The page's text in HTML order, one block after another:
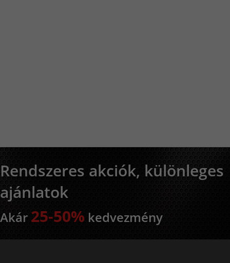
és letapadása.
a hosszú élettartamot és a
gép, amely ideális
tej- és élelmiszeriparban
hegesztésre, javításra és
Rendszeres akciók, különleges
ajánlatok
Akár 25-50% kedvezmény